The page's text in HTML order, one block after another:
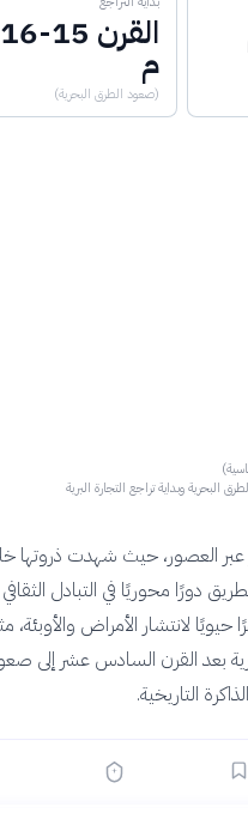
القرن 15-16
م
(صعود الطرق البحرية)
البحرية وبداية تراجع التجارة البرية
عبر العصور، حيث شهدت ذروتها
دورًا محوريًا في التبادل
لانتشار الأمراض والأوبئة،
بعد القرن السادس عشر إلى
التاريخية.